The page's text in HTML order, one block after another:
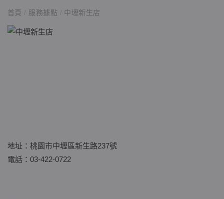
首頁 / 服務據點 / 中壢新生店
地址： 桃園市中壢區新生路237號
電話： 03-422-0722